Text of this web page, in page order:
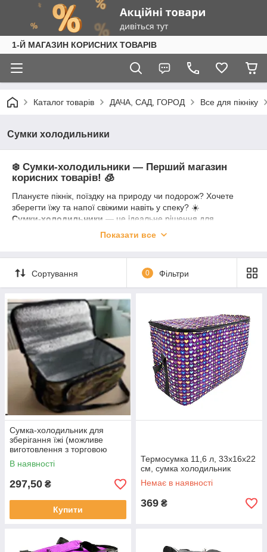
1-Й МАГАЗИН КОРИСНИХ ТОВАРІВ
Каталог товарів ДАЧА, САД, ГОРОД Все для пікніку
Сумки холодильники
❄️ Сумки-холодильники — Перший магазин
корисних товарів! 🧊
Плануєте пікнік, поїздку на природу чи подорож? Хочете
зберегти їжу та напої свіжими навіть у спеку? ☀️
Сумки-холодильники — це ідеальне рішення для
зберігання продуктів у дорозі! Вони легкі, зручні, компактні та
У нашому асортименті:
✅ Сумки-холодильники різних обʼємів — від 5 до 50+ літрів
✅ Моделі з ременями, ручками, зовнішніми кишенями
✅ М'які, жорсткі, складані варіанти
✅ Стильні кольори та сучасний дизайн
✅ Варіанти з місцем під акумулятори холоду 🧊🔋
Чудово підходять для:
— 🌳 Пікніків і кемпінгу
— 🚗 Поїздок авто
— 🏖️ Відпочинку на пляжі
— 🛍️ Покупок продуктів у спеку
Показати все
Сортування 0 Фільтри
Сумка-холодильник для
зберігання їжі (можливе
виготовлення з торговою
маркою замовника),
220х330х200мм
В наявності
297,50 ₴
Купити
Термосумка 11,6 л, 33x16x22
см, сумка холодильник
Немає в наявності
369 ₴